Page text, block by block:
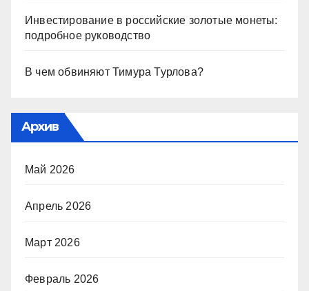
Инвестирование в российские золотые монеты:
подробное руководство
В чем обвиняют Тимура Турлова?
Архив
Май 2026
Апрель 2026
Март 2026
Февраль 2026